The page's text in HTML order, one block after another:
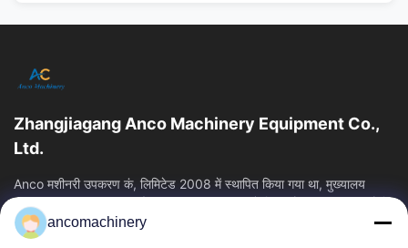
Zhangjiagang Anco Machinery Equipment Co.,
Ltd.
Anco मशीनरी उपकरण कं, लिमिटेड 2008 में स्थापित किया गया था, मुख्यालय
Zhangjiagang शहर, सुज़ौ शहर, Jiangsu प्रांत में स्थित है। यह एक उद्यम है कि
त्वरित लिंकancomachinery